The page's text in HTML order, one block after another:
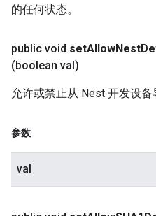
的任何状态。
public void setAllowNest
(boolean val)
允许或禁止从 Nest 开发设备
参数
val